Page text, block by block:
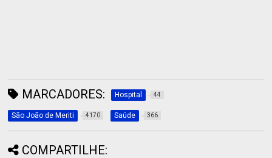
MARCADORES: Hospital 44
São João de Meriti 4170 Saúde 366
COMPARTILHE: